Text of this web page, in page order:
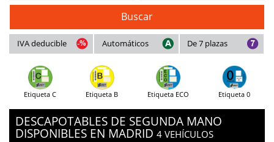
Buscar
IVA deducible Automáticos De 7 plazas
Etiqueta C Etiqueta B Etiqueta ECO Etiqueta 0
DESCAPOTABLES DE SEGUNDA MANO
DISPONIBLES EN MADRID 4 VEHÍCULOS